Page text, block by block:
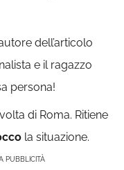
dell’articolo
e il ragazzo
persona!
di Roma. Ritiene
la situazione.
PUBBLICITÀ